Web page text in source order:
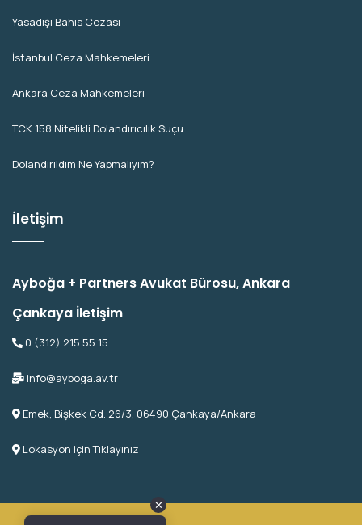
Yasadışı Bahis Cezası
İstanbul Ceza Mahkemeleri
Ankara Ceza Mahkemeleri
TCK 158 Nitelikli Dolandırıcılık Suçu
Dolandırıldım Ne Yapmalıyım?
İletişim
Ayboğa + Partners Avukat Bürosu, Ankara
Çankaya İletişim
0 (312) 215 55 15
info@ayboga.av.tr
Emek, Bişkek Cd. 26/3, 06490 Çankaya/Ankara
Lokasyon için Tıklayınız
✕